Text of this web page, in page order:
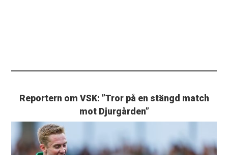
Reportern om VSK: ”Tror på en stängd match
mot Djurgården”